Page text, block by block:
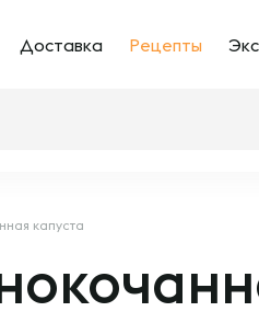
Доставка Рецепты
капуста